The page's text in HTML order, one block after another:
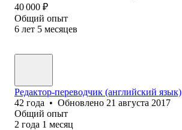
40 000 ₽
Общий опыт
6 лет 5 месяцев
Редактор-переводчик (английский язык)
42 года • Обновлено 21 августа 2017
Общий опыт
2 года 1 месяц